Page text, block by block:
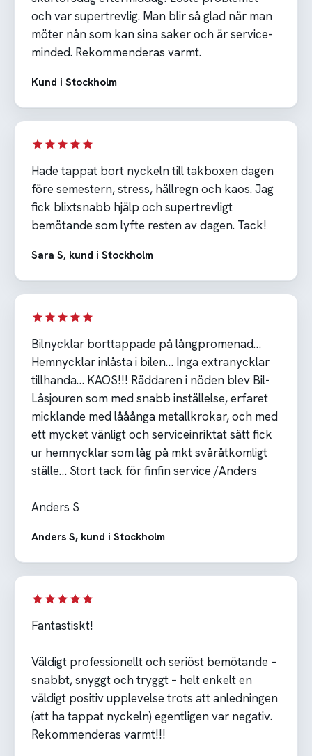
och var supertrevlig. Man blir så glad när man
möter nån som kan sina saker och är service-
minded. Rekommenderas varmt.
Kund i Stockholm
Hade tappat bort nyckeln till takboxen dagen
före semestern, stress, hällregn och kaos. Jag
fick blixtsnabb hjälp och supertrevligt
bemötande som lyfte resten av dagen. Tack!
Sara S, kund i Stockholm
Bilnycklar borttappade på långpromenad…
Hemnycklar inlåsta i bilen… Inga extranycklar
tillhanda… KAOS!!! Räddaren i nöden blev Bil-
Låsjouren som med snabb inställelse, erfaret
micklande med lååånga metallkrokar, och med
ett mycket vänligt och serviceinriktat sätt fick
ur hemnycklar som låg på mkt svåråtkomligt
ställe… Stort tack för finfin service /Anders
Anders S
Anders S, kund i Stockholm
Fantastiskt!
Väldigt professionellt och seriöst bemötande –
snabbt, snyggt och tryggt – helt enkelt en
väldigt positiv upplevelse trots att anledningen
(att ha tappat nyckeln) egentligen var negativ.
Rekommenderas varmt!!!